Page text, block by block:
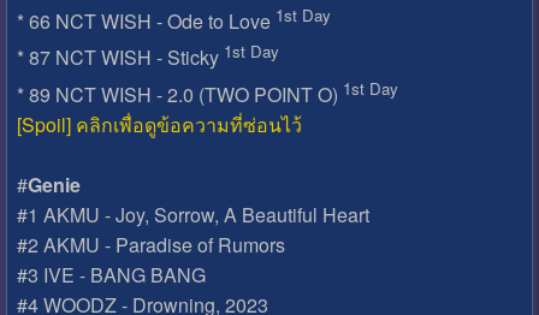
* 66 NCT WISH - Ode to Love 1st Day
* 87 NCT WISH - Sticky 1st Day
* 89 NCT WISH - 2.0 (TWO POINT O) 1st Day
[Spoil] คลิกเพื่อดูข้อความที่ซ่อนไว้
#Genie
#1 AKMU - Joy, Sorrow, A Beautiful Heart
#2 AKMU - Paradise of Rumors
#3 IVE - BANG BANG
#4 WOODZ - Drowning, 2023